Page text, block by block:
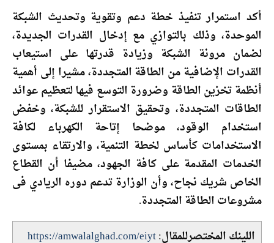
أكد استمرار تنفيذ خطة دعم وتقوية وتحديث الشبكة
الموحدة، وذلك بالتوازي مع إدخال القدرات الجديدة،
لضمان مرونة الشبكة وزيادة قدرتها على استيعاب
القدرات الإضافية من الطاقة المتجددة، مشيرا إلى أهمية
أنظمة تخزين الطاقة وضرورة التوسع فيها لتعظيم عوائد
الطاقات المتجددة، وتحقيق الاستقرار للشبكة، وخفض
استخدام الوقود، موضحا إتاحة الكهرباء لكافة
الاستخدامات كأساس لخطة التنمية، والارتقاء بمستوى
الخدمات المقدمة على كافة الجهود، مضيفا أن القطاع
الخاص شريك نجاح، وأن الوزارة تدعم دوره الريادي فى
مشروعات الطاقة المتجددة.
اللينك المختصرللمقال:https://amwalalghad.com/eiyt